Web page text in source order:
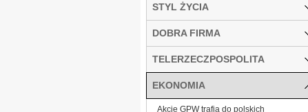
STYL ŻYCIA
DOBRA FIRMA
TELERZECZPOSPOLITA
EKONOMIA
Akcje GPW trafią do polskich